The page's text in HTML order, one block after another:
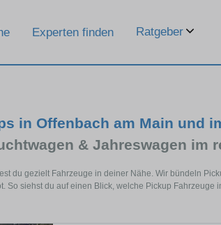
Experten finden Ratgeber
in Offenbach am Main und
& Jahreswagen im
du gezielt Fahrzeuge in deiner Nähe. Wir bündeln
So siehst du auf einen Blick, welche Pickup Fahrzeuge